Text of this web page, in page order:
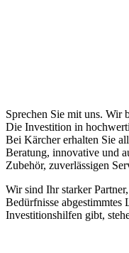
Sprechen Sie mit uns. Wir
Die Investition in
Bei Kärcher erhalten Sie
Beratung, innovative und
Zubehör, zuverlässigen
Wir sind Ihr starker
Bedürfnisse abgestimmtes
Investitionshilfen gibt,